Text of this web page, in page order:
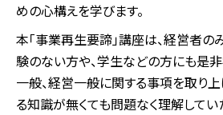
めの心構えを学びます。
本「事業再生要諦」講座は、経営者の
験のない方や、学生などの方にも是
一般、経営一般に関する事項を取り
る知識が無くても問題なく理解してい